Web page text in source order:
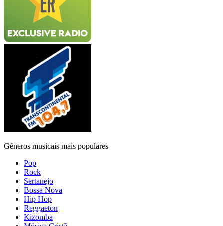
Gêneros musicais mais populares
Pop
Rock
Sertanejo
Bossa Nova
Hip Hop
Reggaeton
Kizomba